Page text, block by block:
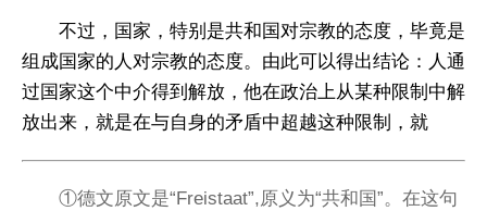
不过，国家，特别是共和国对宗教的态度，毕竟是
组成国家的人对宗教的态度。由此可以得出结论：人通
过国家这个中介得到解放，他在政治上从某种限制中解
放出来，就是在与自身的矛盾中超越这种限制，就
①德文原文是“Freistaat”,原义为“共和国”。在这句